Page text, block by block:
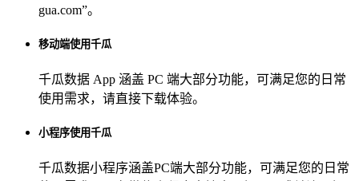
gua.com”。
移动端使用千瓜
千瓜数据 App 涵盖 PC 端大部分功能，可满足您的日常
使用需求，请直接下载体验。
小程序使用千瓜
千瓜数据小程序涵盖PC端大部分功能，可满足您的日常